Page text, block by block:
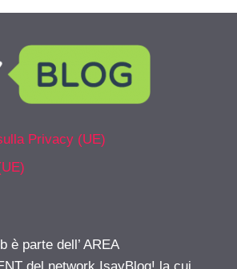
Privacy (UE)
è parte dell’ AREA